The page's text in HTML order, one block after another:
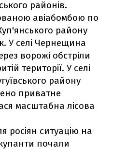
районів.
авіабомбою по
району
У селі Чернещина
ворожі обстріли
території. У селі
району
приватне
масштабна лісова
росіян ситуацію на
почали